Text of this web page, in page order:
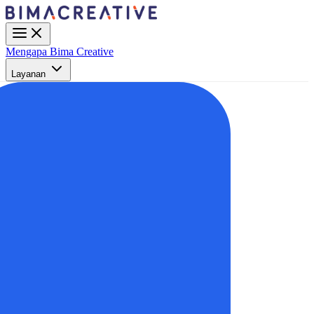
Mengapa Bima Creative
Layanan